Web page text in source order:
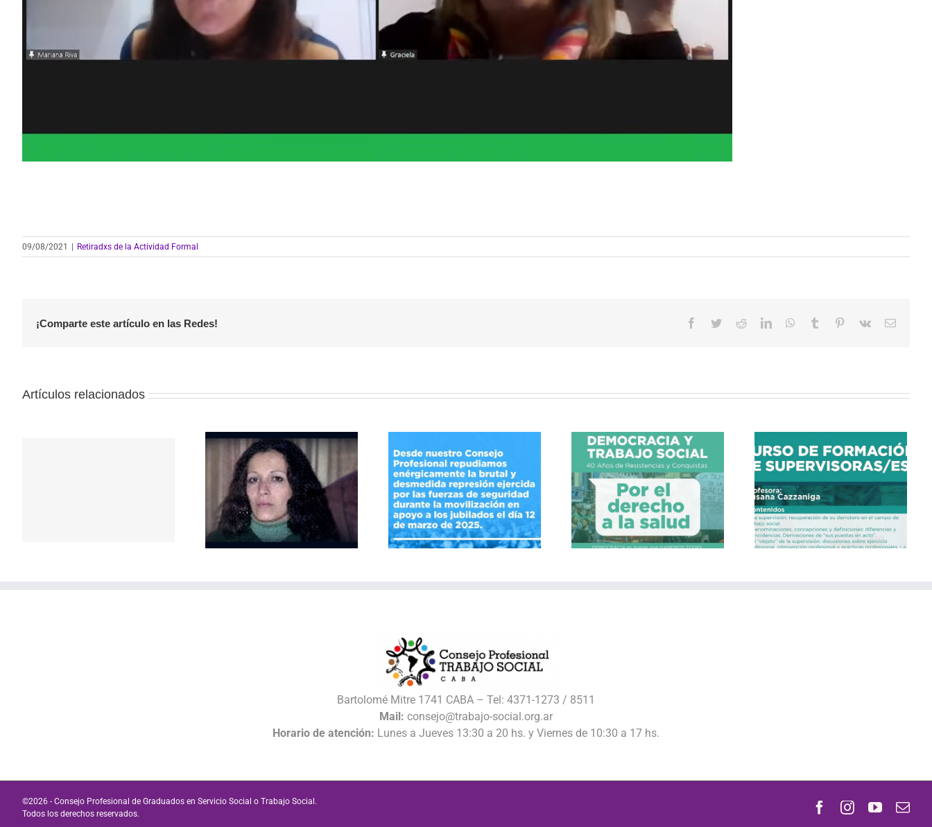
09/08/2021 Retiradxs de la Actividad Formal
¡Comparte este artículo en las Redes! Facebook
TwitterRedditLinkedInWhatsApp
Tumblr Pinterest
Vk
Correo
Artículos relacionados
Repudio a la represión
40 Años de Resistencias
y Conquistas por el
derecho a la salud
CURSO DE FORMACIÓN
DE SUPERVISORAS
Bartolomé Mitre 1741 CABA – Tel: 4371-1273 / 8511
Mail: consejo@trabajo-social.org.ar
Horario de atención: Lunes a Jueves 13:30 a 20 hs. y Viernes de 10:30 a 17 hs.
©2026 - Consejo Profesional de Graduados en Servicio Social o Trabajo Social.
Todos los derechos reservados.
Facebook
Instagram
YouTube